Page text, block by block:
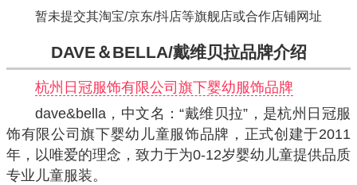
暂未提交其淘宝/京东/抖店等旗舰店或合作店铺网址
DAVE＆BELLA/戴维贝拉品牌介绍
杭州日冠服饰有限公司旗下婴幼服饰品牌
dave&bella，中文名：“戴维贝拉”，是杭州日冠服
饰有限公司旗下婴幼儿童服饰品牌，正式创建于2011
年，以唯爱的理念，致力于为0-12岁婴幼儿童提供品质
专业儿童服装。